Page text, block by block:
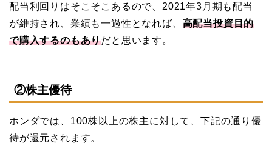
配当利回りはそこそこあるので、2021年3月期も配当
が維持され、業績も一過性となれば、 高配当投資目的
で購入するのもありだと思います。
②株主優待
ホンダでは、100株以上の株主に対して、下記の通り優
待が還元されます。